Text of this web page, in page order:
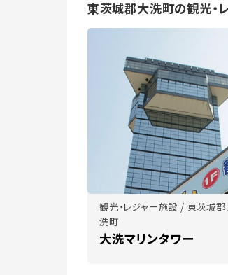
東茨城郡大洗町の観光・
観光・レジャー施設 / 東茨城
洗町
大洗マリンタワー